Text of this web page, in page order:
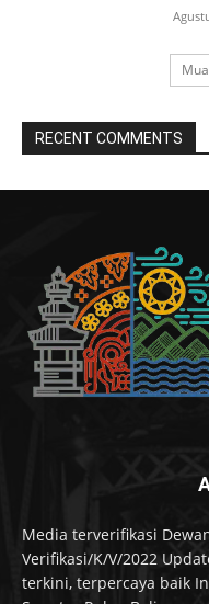
RECENT COMMENTS
Media terverifikasi
Verifikasi/K/V/2022
terkini, terpercaya baik